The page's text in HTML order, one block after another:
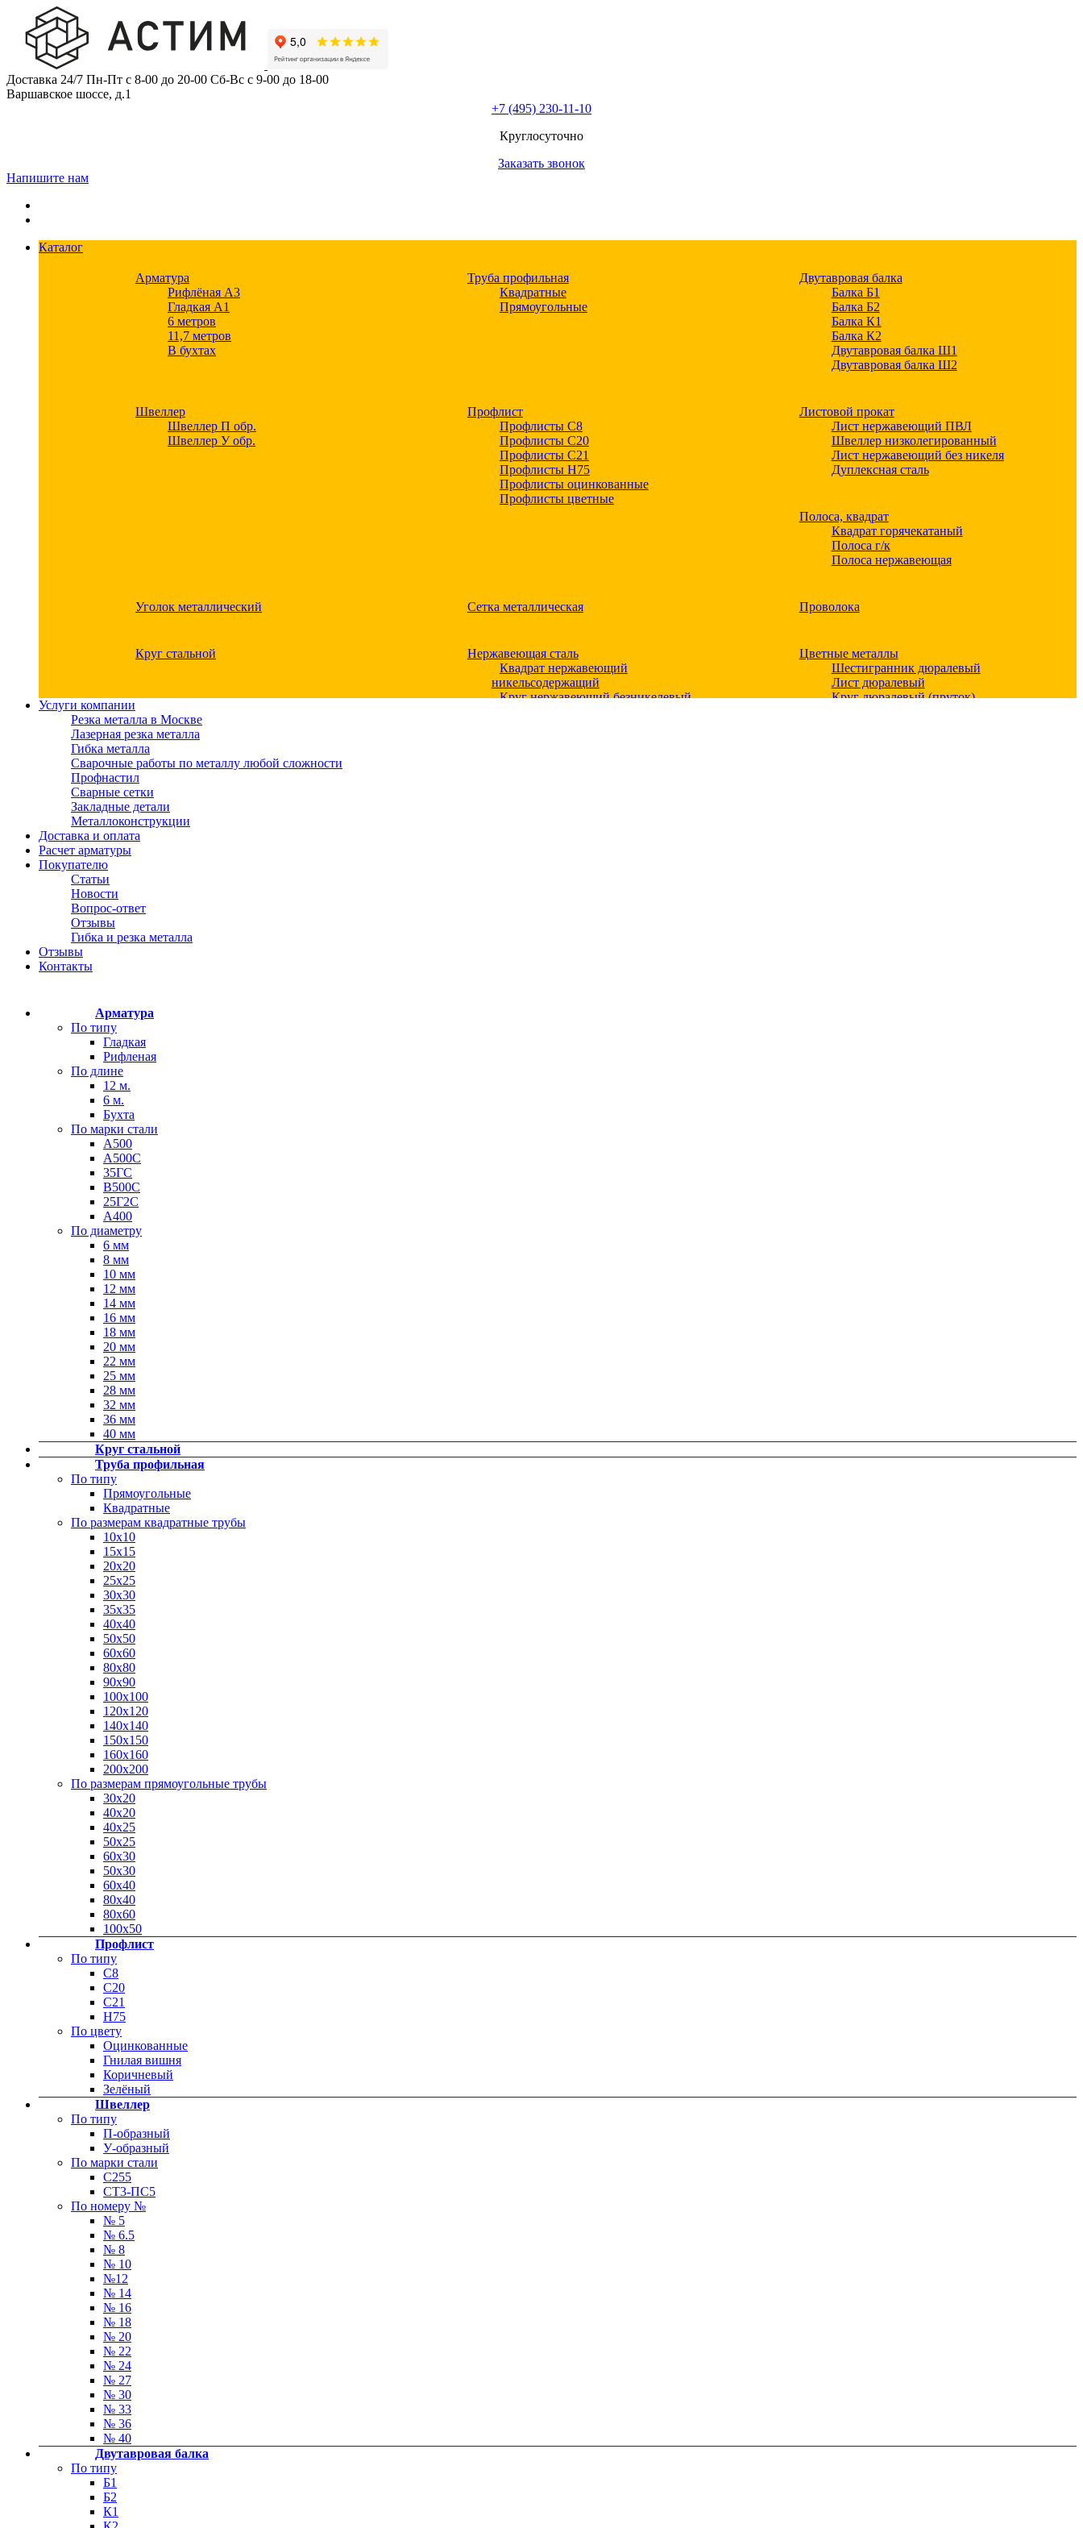
content
Доставка 24/7 Пн-Пт с 8-00 до 20-00 Сб-Вс с 9-00 до 18-00
Варшавское шоссе, д.1
+7 (495) 230-11-10
Круглосуточно
Заказать звонок
Напишите нам
Каталог
Арматура
Рифлёная А3
Гладкая А1
6 метров
11,7 метров
В бухтах
Труба профильная
Квадратные
Прямоугольные
Двутавровая балка
Балка Б1
Балка Б2
Балка К1
Балка К2
Двутавровая балка Ш1
Двутавровая балка Ш2
Швеллер
Швеллер П обр.
Швеллер У обр.
Профлист
Профлисты С8
Профлисты С20
Профлисты C21
Профлисты Н75
Профлисты оцинкованные
Профлисты цветные
Листовой прокат
Лист нержавеющий ПВЛ
Швеллер низколегированный
Лист нержавеющий без никеля
Дуплексная сталь
Полоса, квадрат
Квадрат горячекатаный
Полоса г/к
Полоса нержавеющая
Уголок металлический Сетка металлическая Проволока
Круг стальной
Нержавеющая сталь
Квадрат нержавеющий
никельсодержащий
Круг нержавеющий безникелевый
Цветные металлы
Шестигранник дюралевый
Лист дюралевый
Круг дюралевый (пруток)
Качественные стали
Фитинги
Фитинги резьбовые латунные
Фитинги резьбовые стальные
Хомуты стальные Труба ВГП
Услуги компании
Резка металла в Москве
Лазерная резка металла
Гибка металла
Сварочные работы по металлу любой сложности
Профнастил
Сварные сетки
Закладные детали
Металлоконструкции
Доставка и оплата
Расчет арматуры
Покупателю
Статьи
Новости
Вопрос-ответ
Отзывы
Гибка и резка металла
Отзывы
Контакты
Арматура
По типу
Гладкая
Рифленая
По длине
12 м.
6 м.
Бухта
По марки стали
А500
А500С
35ГС
В500С
25Г2С
А400
По диаметру
6 мм
8 мм
10 мм
12 мм
14 мм
16 мм
18 мм
20 мм
22 мм
25 мм
28 мм
32 мм
36 мм
40 мм
Круг стальной
Труба профильная
По типу
Прямоугольные
Квадратные
По размерам квадратные трубы
10х10
15х15
20х20
25х25
30х30
35х35
40х40
50х50
60х60
80х80
90х90
100х100
120х120
140х140
150х150
160х160
200х200
По размерам прямоугольные трубы
30х20
40х20
40х25
50х25
60х30
50х30
60х40
80х40
80х60
100х50
Профлист
По типу
С8
С20
C21
Н75
По цвету
Оцинкованные
Гнилая вишня
Коричневый
Зелёный
Швеллер
По типу
П-образный
У-образный
По марки стали
С255
СТ3-ПС5
По номеру №
№ 5
№ 6.5
№ 8
№ 10
№12
№ 14
№ 16
№ 18
№ 20
№ 22
№ 24
№ 27
№ 30
№ 33
№ 36
№ 40
Двутавровая балка
По типу
Б1
Б2
К1